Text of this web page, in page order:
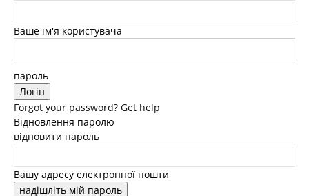
Ваше ім'я користувача
пароль
Forgot your password? Get help
Відновлення паролю
відновити пароль
Вашу адресу електронної пошти